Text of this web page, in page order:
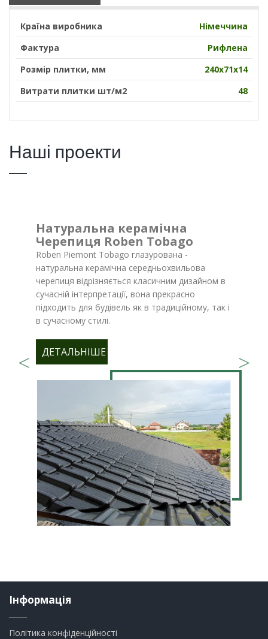
Країна виробника
Німеччина
Фактура
Рифлена
Розмір плитки, мм
240х71х14
Витрати плитки шт/м2
48
Наші проекти
Натуральна керамічна
Черепиця Roben Tobago
Roben Piemont Tobago глазурована -
натуральна керамічна середньохвильова
черепиця відрізняється класичним дизайном в
сучасній інтерпретації, вона прекрасно
підходить для будівель як в традиційному, так і
в сучасному стилі.
ДЕТАЛЬНІШЕ
Інформація
Політика конфіденційності